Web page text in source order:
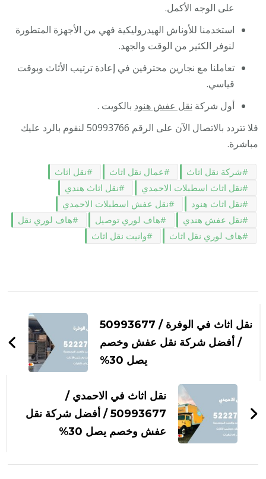
على الوجه الأكمل.
استخدمنا للأوناش الهيدروليكية فهي من الأجهزة المتطورة
لنوفر الكثير من الوقت والجهد.
تعاملنا مع نجارين محترفين في إعادة ترتيب الأثاث وبوقت
قياسي.
أول شركة نقل عفش هنود بالكويت .
فلا تتردد بالاتصال الآن على الرقم 50993766 لنقوم بالرد عليك
مباشرة.
شركة نقل اثاث عمال نقل اثاث
نقل اثاث
نقل اثاث اسطبلات الاحمدي
نقل اثاث هندي
نقل اثاث هنود
نقل عفش اسطبلات الاحمدي
نقل عفش هندي
هاف لوري توصيل
هاف لوري نقل
هاف لوري نقل اثاث
وانيت نقل اثاث
بين
التدوينات
نقل اثاث في الوفرة / 50993677
/ أفضل شركة نقل عفش وخصم
يصل 30%
نقل اثاث في الاحمدي /
50993677 / أفضل شركة نقل
عفش وخصم يصل 30%